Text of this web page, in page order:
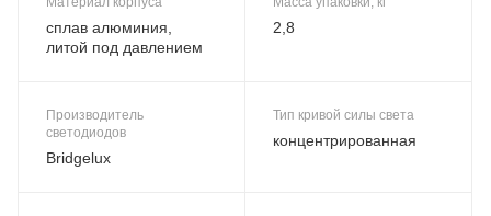
сплав алюминия,
литой под давлением
2,8
Производитель
светодиодов
Bridgelux
Тип кривой силы света
концентрированная